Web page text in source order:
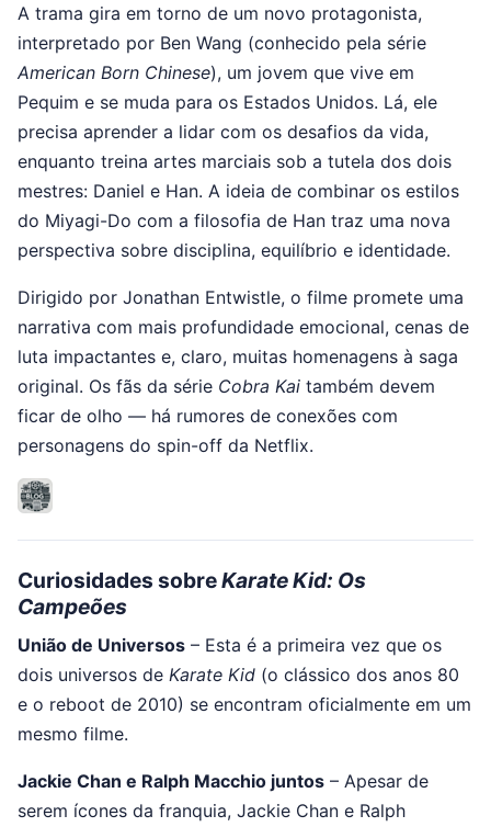
A trama gira em torno de um novo protagonista,
interpretado por Ben Wang (conhecido pela série
American Born Chinese), um jovem que vive em
Pequim e se muda para os Estados Unidos. Lá, ele
precisa aprender a lidar com os desafios da vida,
enquanto treina artes marciais sob a tutela dos dois
mestres: Daniel e Han. A ideia de combinar os estilos
do Miyagi-Do com a filosofia de Han traz uma nova
perspectiva sobre disciplina, equilíbrio e identidade.
Dirigido por Jonathan Entwistle, o filme promete uma
narrativa com mais profundidade emocional, cenas de
luta impactantes e, claro, muitas homenagens à saga
original. Os fãs da série Cobra Kai também devem
ficar de olho — há rumores de conexões com
personagens do spin-off da Netflix.
Curiosidades sobreKarate Kid: Os
Campeões
União de Universos – Esta é a primeira vez que os
dois universos de Karate Kid (o clássico dos anos 80
e o reboot de 2010) se encontram oficialmente em um
mesmo filme.
Jackie Chan e Ralph Macchio juntos – Apesar de
serem ícones da franquia, Jackie Chan e Ralph